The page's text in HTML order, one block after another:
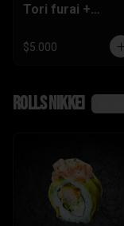
Tori furai +
$5.000
Rolls nikkei